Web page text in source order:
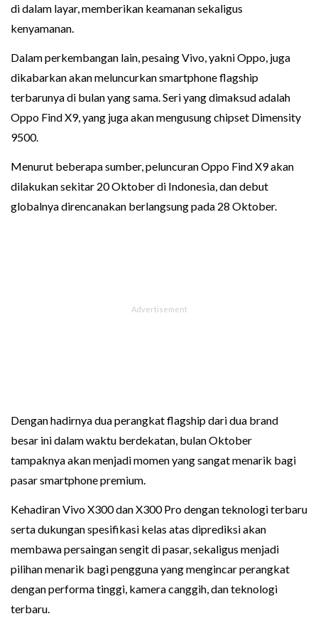
di dalam layar, memberikan keamanan sekaligus
kenyamanan.
Dalam perkembangan lain, pesaing Vivo, yakni Oppo, juga
dikabarkan akan meluncurkan smartphone flagship
terbarunya di bulan yang sama. Seri yang dimaksud adalah
Oppo Find X9, yang juga akan mengusung chipset Dimensity
9500.
Menurut beberapa sumber, peluncuran Oppo Find X9 akan
dilakukan sekitar 20 Oktober di Indonesia, dan debut
globalnya direncanakan berlangsung pada 28 Oktober.
Dengan hadirnya dua perangkat flagship dari dua brand
besar ini dalam waktu berdekatan, bulan Oktober
tampaknya akan menjadi momen yang sangat menarik bagi
pasar smartphone premium.
Kehadiran Vivo X300 dan X300 Pro dengan teknologi terbaru
serta dukungan spesifikasi kelas atas diprediksi akan
membawa persaingan sengit di pasar, sekaligus menjadi
pilihan menarik bagi pengguna yang mengincar perangkat
dengan performa tinggi, kamera canggih, dan teknologi
terbaru.